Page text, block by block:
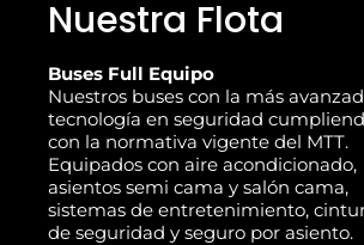
Nuestra Flota
Buses Full Equipo
Nuestros buses con la más
tecnología en seguridad
con la normativa vigente del MTT.
Equipados con aire acondicionado,
asientos semi cama y salón cama,
sistemas de entretenimiento,
de seguridad y seguro por asiento.